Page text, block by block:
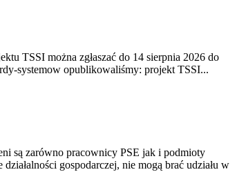
TSSI można zgłaszać do 14 sierpnia 2026 do
systemow opublikowaliśmy: projekt TSSI...
są zarówno pracownicy PSE jak i podmioty
gospodarczej, nie mogą brać udziału w